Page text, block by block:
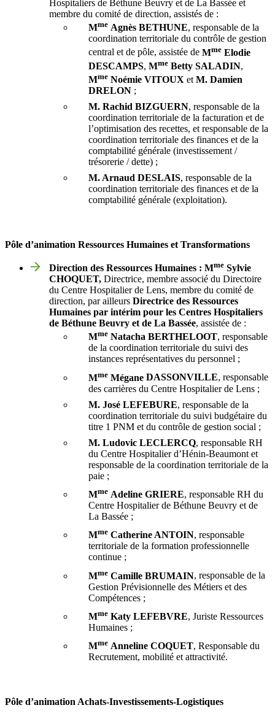
Hospitaliers de Béthune Beuvry et de La Bassée et
membre du comité de direction, assistés de :
Mme Agnès BETHUNE, responsable de la
coordination territoriale du contrôle de gestion
central et de pôle, assistée de Mme Elodie
DESCAMPS, Mme Betty SALADIN,
Mme Noémie VITOUX et M. Damien
DRELON ;
M. Rachid BIZGUERN, responsable de la
coordination territoriale de la facturation et de
l’optimisation des recettes, et responsable de la
coordination territoriale des finances et de la
comptabilité générale (investissement /
trésorerie / dette) ;
M. Arnaud DESLAIS, responsable de la
coordination territoriale des finances et de la
comptabilité générale (exploitation).
Pôle d’animation Ressources Humaines et Transformations
Direction des Ressources Humaines : Mme Sylvie
CHOQUET, Directrice, membre associé du Directoire
du Centre Hospitalier de Lens, membre du comité de
direction, par ailleurs Directrice des Ressources
Humaines par intérim pour les Centres Hospitaliers
de Béthune Beuvry et de La Bassée, assistée de :
Mme Natacha BERTHELOOT, responsable
de la coordination territoriale du suivi des
instances représentatives du personnel ;
Mme Mégane DASSONVILLE, responsable
des carrières du Centre Hospitalier de Lens ;
M. José LEFEBURE, responsable de la
coordination territoriale du suivi budgétaire du
titre 1 PNM et du contrôle de gestion social ;
M. Ludovic LECLERCQ, responsable RH
du Centre Hospitalier d’Hénin-Beaumont et
responsable de la coordination territoriale de la
paie ;
Mme Adeline GRIERE, responsable RH du
Centre Hospitalier de Béthune Beuvry et de
La Bassée ;
Mme Catherine ANTOIN, responsable
territoriale de la formation professionnelle
continue ;
Mme Camille BRUMAIN, responsable de la
Gestion Prévisionnelle des Métiers et des
Compétences ;
Mme Katy LEFEBVRE, Juriste Ressources
Humaines ;
Mme Anneline COQUET, Responsable du
Recrutement, mobilité et attractivité.
Pôle d’animation Achats-Investissements-Logistiques